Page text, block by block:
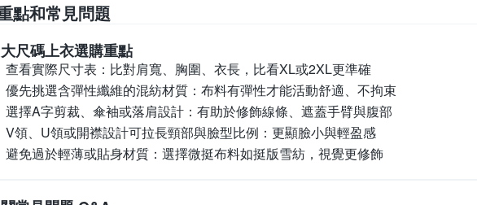
點和常見問題
尺碼上衣選購重點
查看實際尺寸表： 比對肩寬、胸圍、衣長，比看XL或2XL更準確
優先挑選含彈性纖維的混紡材質： 布料有彈性才能活動舒適、不拘束
選擇A字剪裁、傘袖或落肩設計： 有助於修飾線條、遮蓋手臂與腹部
V領、U領或開襟設計可拉長頸部與臉型比例： 更顯臉小與輕盈感
避免過於輕薄或貼身材質： 選擇微挺布料如挺版雪紡，視覺更修飾